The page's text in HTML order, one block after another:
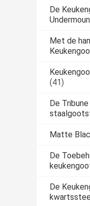
De
Met de
(41)
De
Matte
De
De